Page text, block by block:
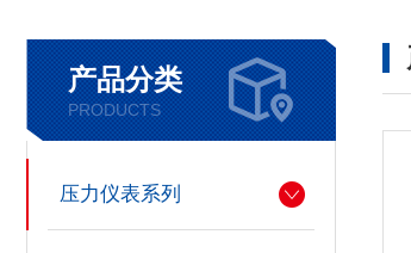
产品分类
PRODUCTS
压力仪表系列